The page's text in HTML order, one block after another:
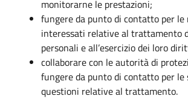
monitorarne le prestazioni;
fungere da punto di contatto per le
interessati relative al trattamento
personali e all’esercizio dei loro
collaborare con le autorità di
fungere da punto di contatto per le
questioni relative al trattamento.